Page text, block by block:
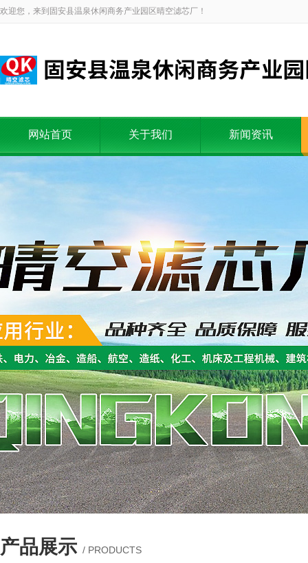
欢迎您，来到固安县温泉休闲商务产业园区晴空滤芯厂！
网站首页 关于我们 新闻资讯
产品展示 / PRODUCTS